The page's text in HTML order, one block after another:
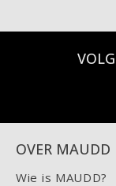
OVER MAUDD
Wie is MAUDD?